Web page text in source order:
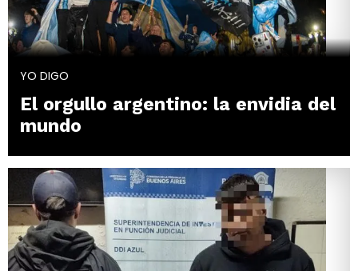
YO DIGO
El orgullo argentino: la envidia del
mundo